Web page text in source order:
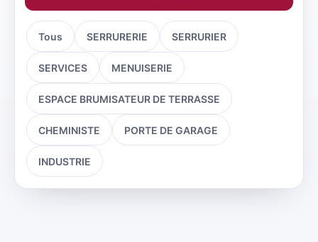
Tous SERRURERIE SERRURIER
SERVICES MENUISERIE
ESPACE BRUMISATEUR DE TERRASSE
CHEMINISTE PORTE DE GARAGE
INDUSTRIE